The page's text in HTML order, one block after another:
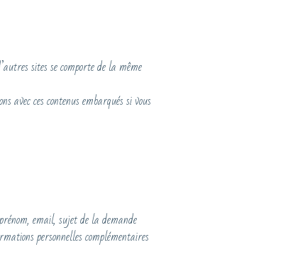
sites se comporte de la même
avec ces contenus embarqués si vous
email, sujet de la demande
personnelles complémentaires